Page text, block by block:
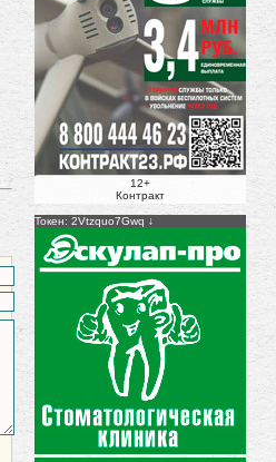
12+
Контракт
Токен: 2Vtzquo7Gwq